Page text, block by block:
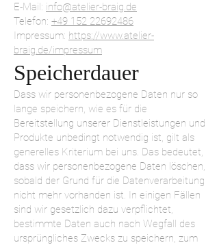
E-Mail: info@atelier-braig.de
Telefon: +49 152 22692486
Impressum: https://www.atelier-
braig.de/impressum
Speicherdauer
Dass wir personenbezogene Daten nur so
lange speichern, wie es für die
Bereitstellung unserer Dienstleistungen und
Produkte unbedingt notwendig ist, gilt als
generelles Kriterium bei uns. Das bedeutet,
dass wir personenbezogene Daten löschen,
sobald der Grund für die Datenverarbeitung
nicht mehr vorhanden ist. In einigen Fällen
sind wir gesetzlich dazu verpflichtet,
bestimmte Daten auch nach Wegfall des
ursprüngliches Zwecks zu speichern, zum